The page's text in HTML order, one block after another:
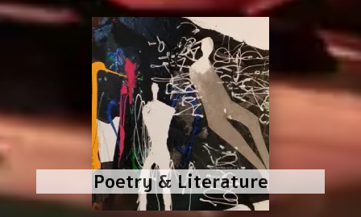
Poetry & Literature